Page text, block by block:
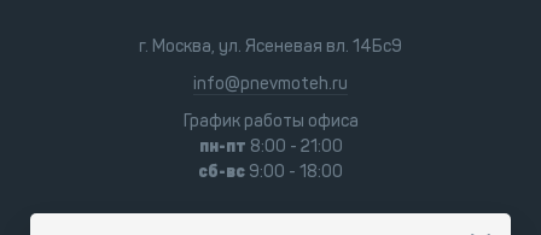
г. Москва, ул. Ясеневая вл. 14Бс9
info@pnevmoteh.ru
График работы офиса
пн-пт 8:00 - 21:00
сб-вс 9:00 - 18:00